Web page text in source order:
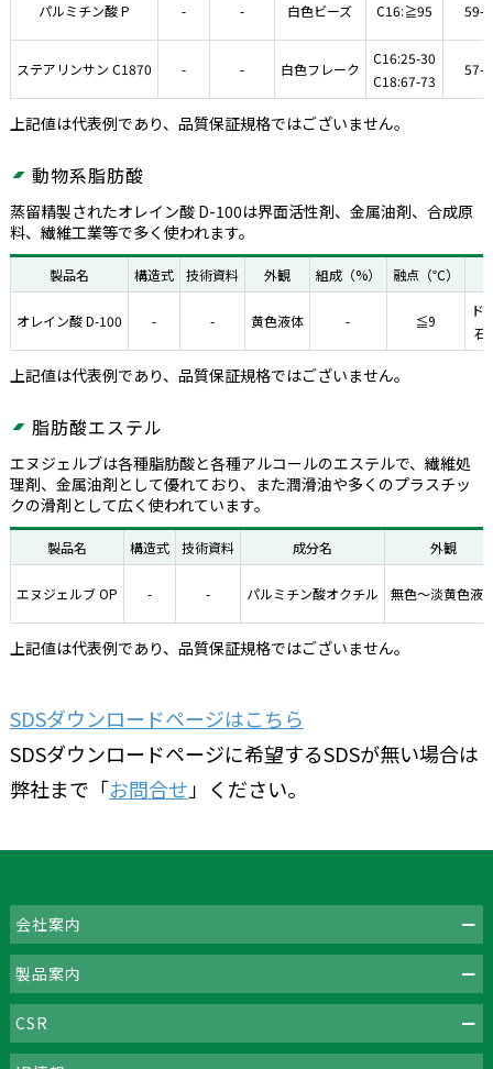
パルミチン酸 P - - 白色ビーズ C16:≧95 59-
ステアリンサン C1870 - - 白色フレーク
C16:25-30
C18:67-73
57-
上記値は代表例であり、品質保証規格ではございません。
動物系脂肪酸
蒸留精製されたオレイン酸 D-100は界面活性剤、金属油剤、合成原
料、繊維工業等で多く使われます。
製品名 構造式 技術資料 外観 組成（%） 融点（℃）
オレイン酸 D-100 - - 黄色液体 - ≦9
ド
石
上記値は代表例であり、品質保証規格ではございません。
脂肪酸エステル
エヌジェルブは各種脂肪酸と各種アルコールのエステルで、繊維処
理剤、金属油剤として優れており、また潤滑油や多くのプラスチッ
クの滑剤として広く使われています。
製品名 構造式 技術資料 成分名 外観
エヌジェルブ OP - - パルミチン酸オクチル 無色～淡黄色液
上記値は代表例であり、品質保証規格ではございません。
SDSダウンロードページはこちら
SDSダウンロードページに希望するSDSが無い場合は
弊社まで「お問合せ 」ください。
会社案内
製品案内
CSR